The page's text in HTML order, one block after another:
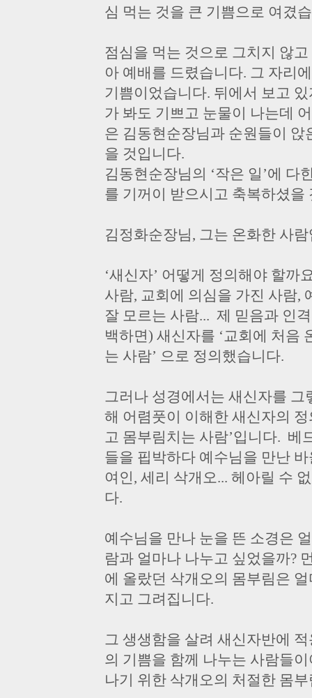
심 먹는 것을 큰 기쁨으로 여겼
점심을 먹는 것으로 그치지 않
아 예배를 드렸습니다. 그 자리
기쁨이었습니다. 뒤에서 보고
가 봐도 기쁘고 눈물이 나는데
은 김동현순장님과 순원들이
을 것입니다.
김동현순장님의 ‘작은 일’에 다
를 기꺼이 받으시고 축복하셨을
김정화순장님, 그는 온화한 사
‘새신자’ 어떻게 정의해야 할까
사람, 교회에 의심을 가진 사람,
잘 모르는 사람... 제 믿음과 인
백하면) 새신자를 ‘교회에 처음
는 사람’ 으로 정의했습니다.
그러나 성경에서는 새신자를
해 어렴풋이 이해한 새신자의
고 몸부림치는 사람’입니다. 베
들을 핍박하다 예수님을 만난
여인, 세리 삭개오... 헤아릴 수
다.
예수님을 만나 눈을 뜬 소경은
람과 얼마나 나누고 싶었을까?
에 올랐던 삭개오의 몸부림은
지고 그려집니다.
그 생생함을 살려 새신자반에
의 기쁨을 함께 나누는 사람들
나기 위한 삭개오의 처절한 몸